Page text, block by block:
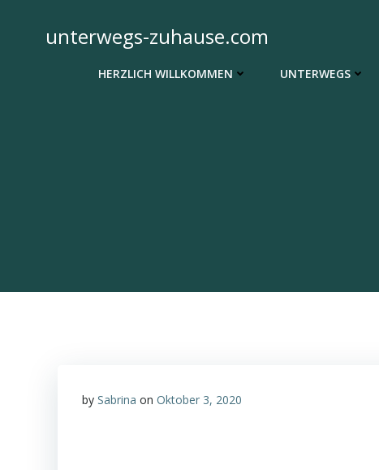
springenunterwegs-zuhause.com
HERZLICH WILLKOMMEN UNTERWEGS
by Sabrina on Oktober 3, 2020